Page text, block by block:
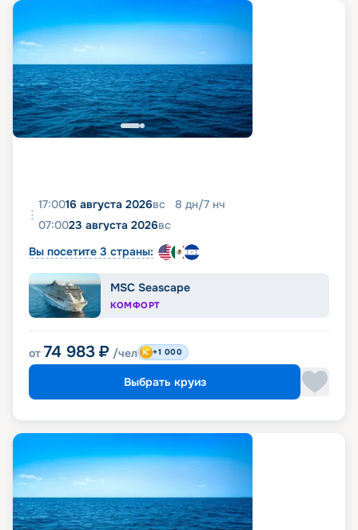
17:0016 августа 2026вс 8 дн/7 нч
07:0023 августа 2026вс
Вы посетите 3 страны:
MSC Seascape
КОМФОРТ
от 74 983 ₽ /чел +1 000
Выбрать круиз